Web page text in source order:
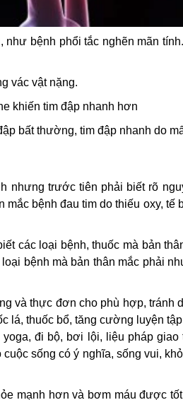
bệnh phổi tắc nghẽn mãn
vác vật nặng.
khiến tim đập nhanh hơn
bất thường, tim đập nhanh do
nhưng trước tiên phải biết rõ
bệnh đau tim do thiếu oxy, tế
các loại bệnh, thuốc mà bản
bệnh mà bản thân mắc phải
và thực đơn cho phù hợp, tránh
lá, thuốc bổ, tăng cường luyện
đi bộ, bơi lội, liệu pháp
sống có ý nghĩa, sống vui,
mạnh hơn và bơm máu được